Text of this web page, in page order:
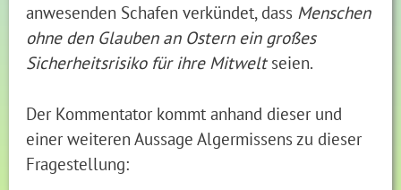
anwesenden Schafen verkündet, dass Menschen
ohne den Glauben an Ostern ein großes
Sicherheitsrisiko für ihre Mitweltseien.
Der Kommentator kommt anhand dieser und
einer weiteren Aussage Algermissens zu dieser
Fragestellung: